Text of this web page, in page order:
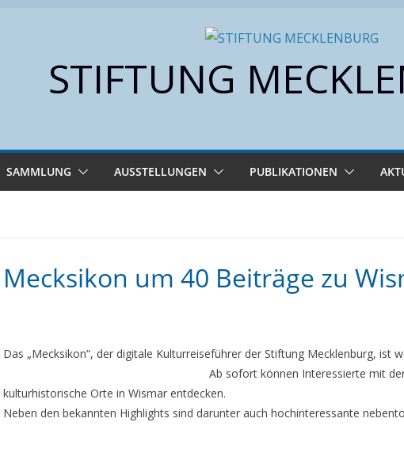
STIFTUNG
SAMMLUNG AUSSTELLUNGEN PUBLIKATIONEN
Mecksikon um 40 Beiträge zu
Das „Mecksikon“, der digitale Kulturreiseführer der Stiftung Mecklenburg, ist
Ab sofort können Interessierte mit
kulturhistorische Orte in Wismar entdecken.
Neben den bekannten Highlights sind darunter auch hochinteressante